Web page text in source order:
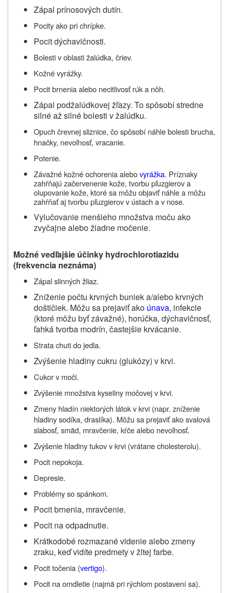
Zápal prínosových dutín.
Pocity ako pri chrípke.
Pocit dýchavičnosti.
Bolesti v oblasti žalúdka, čriev.
Kožné vyrážky.
Pocit brnenia alebo necitlivosť rúk a nôh.
Zápal podžalúdkovej žľazy. To spôsobí stredne
silné až silné bolesti v žalúdku.
Opuch črevnej sliznice, čo spôsobí náhle bolesti brucha,
hnačky, nevoľnosť, vracanie.
Potenie.
Závažné kožné ochorenia alebovyrážka. Príznaky
zahŕňajú začervenenie kože, tvorbu pľuzgierov a
olupovanie kože, ktoré sa môžu objaviť náhle a môžu
zahŕňať aj tvorbu pľuzgierov v ústach a v nose.
Vylučovanie menšieho množstva moču ako
zvyčajne alebo žiadne močenie.
Možné vedľajšie účinky hydrochlorotiazidu
(frekvencia neznáma)
Zápal slinných žliaz.
Zníženie počtu krvných buniek a/alebo krvných
doštičiek. Môžu sa prejaviť ako únava, infekcie
(ktoré môžu byť závažné), horúčka, dýchavičnosť,
ľahká tvorba modrín, častejšie krvácanie.
Strata chuti do jedla.
Zvýšenie hladiny cukru (glukózy) v krvi.
Cukor v moči.
Zvýšenie množstva kyseliny močovej v krvi.
Zmeny hladín niektorých látok v krvi (napr. zníženie
hladiny sodíka, draslíka). Môžu sa prejaviť ako svalová
slabosť, smäd, mravčenie, kŕče alebo nevoľnosť.
Zvýšenie hladiny tukov v krvi (vrátane cholesterolu).
Pocit nepokoja.
Depresie.
Problémy so spánkom.
Pocit brnenia, mravčenie.
Pocit na odpadnutie.
Krátkodobé rozmazané videnie alebo zmeny
zraku, keď vidíte predmety v žltej farbe.
Pocit točenia (vertigo).
Pocit na omdletie (najmä pri rýchlom postavení sa).